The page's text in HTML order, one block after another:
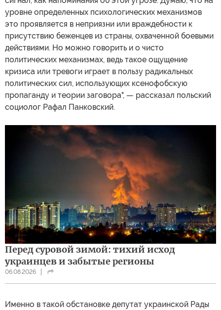
уровне определенных психологических механизмов
это проявляется в неприязни или враждебности к
присутствию беженцев из страны, охваченной боевыми
действиями. Но можно говорить и о чисто
политических механизмах, ведь такое ощущение
кризиса или тревоги играет в пользу радикальных
политических сил, использующих ксенофобскую
пропаганду и теории заговора", — рассказал польский
социолог Рафал Панковский.
Перед суровой зимой: тихий исход
украинцев и забытые регионы
06.08.2026
Именно в такой обстановке депутат украинской Рады